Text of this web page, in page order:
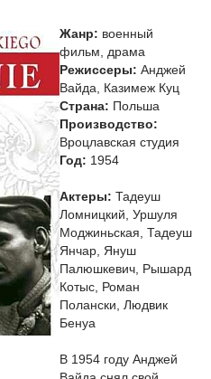
Жанр: военный
фильм, драма
Режиссеры: Анджей
Вайда, Казимеж Куц
Страна: Польша
Производство:
Вроцлавская студия
Год: 1954
Актеры: Тадеуш
Ломницкий, Уршуля
Моджиньская, Тадеуш
Янчар, Януш
Палюшкевич, Рышард
Котыс, Роман
Полански, Людвик
Бенуа
В 1954 году Анджей